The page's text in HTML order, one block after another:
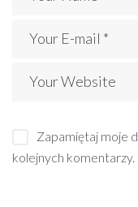
Zapamiętaj moje
kolejnych komentarzy.